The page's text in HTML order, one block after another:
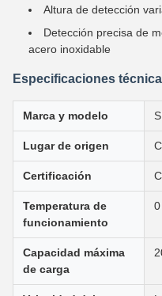
Altura de detección
Detección precisa de
acero inoxidable
Especificaciones
Marca y modelo
Lugar de origen
Certificación
Temperatura de
funcionamiento
Capacidad máxima
de carga